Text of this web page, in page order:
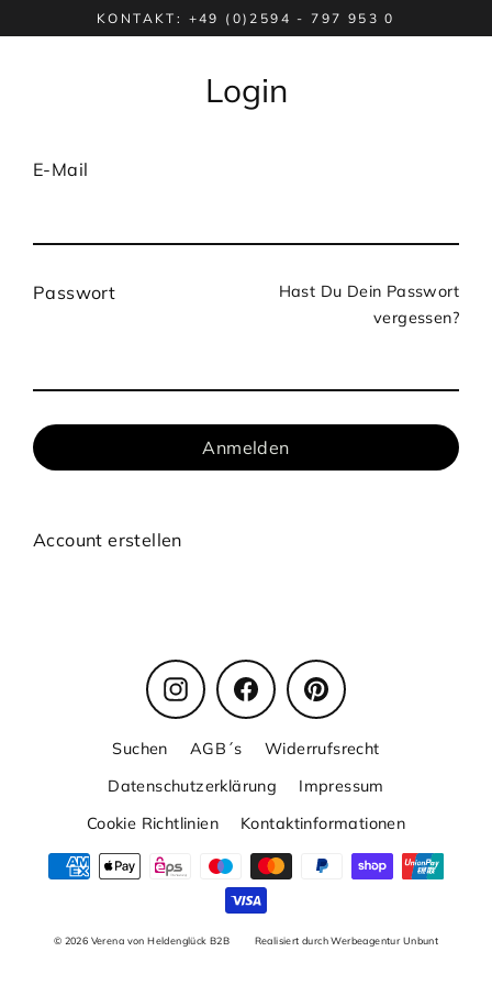
zum
KONTAKT: +49 (0)2594 - 797 953 0
Login
E-Mail
Passwort
Hast Du Dein Passwort
vergessen?
Anmelden
Account erstellen
InstagramFacebookPinterest
Suchen AGB´s
Widerrufsrecht
Datenschutzerklärung
Impressum
Cookie Richtlinien
Kontaktinformationen
© 2026 Verena von Heldenglück B2B Realisiert durch Werbeagentur Unbunt